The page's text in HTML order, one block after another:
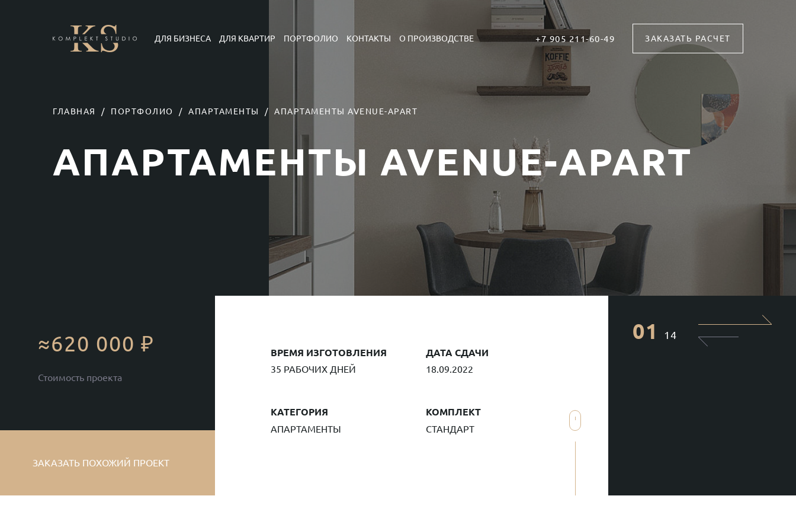
ДЛЯ БИЗНЕСА ДЛЯ КВАРТИР ПОРТФОЛИО КОНТАКТЫ О ПРОИЗВОДСТВЕ +7 905 211-60-49 ЗАКАЗАТЬ РАСЧЕТ
ГЛАВНАЯ / ПОРТФОЛИО / АПАРТАМЕНТЫ / АПАРТАМЕНТЫ AVENUE-APART
АПАРТАМЕНТЫ AVENUE-APART
≈620 000 ₽
Стоимость проекта
ЗАКАЗАТЬ ПОХОЖИЙ ПРОЕКТ
ВРЕМЯ ИЗГОТОВЛЕНИЯ
35 РАБОЧИХ ДНЕЙ
ДАТА СДАЧИ
18.09.2022
КАТЕГОРИЯ
АПАРТАМЕНТЫ
КОМПЛЕКТ
СТАНДАРТ
01 14